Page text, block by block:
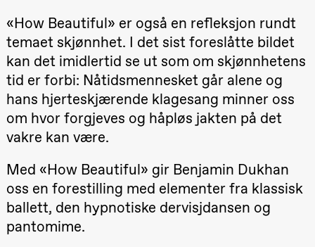
Mohamed
Male
Fantasies
Lille scene
(Black Box
teater)
21.00
Boglárka
Börcsök &
Andreas
Bolm
SUBJOYRIDE
(Black Box
teater)
Lørdag 29. august
19.00
Pia Maria
Roll og
«How Beautiful» er også en refleksjon rundt
temaet skjønnhet. I det sist foreslåtte bildet
kan det imidlertid se ut som om skjønnhetens
tid er forbi: Nåtidsmennesket går alene og
hans hjerteskjærende klagesang minner oss
om hvor forgjeves og håpløs jakten på det
vakre kan være.
Med «How Beautiful» gir Benjamin Dukhan
oss en forestilling med elementer fra klassisk
ballett, den hypnotiske dervisjdansen og
pantomime.